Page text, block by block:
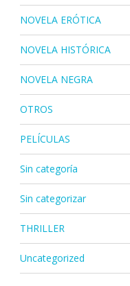
NOVELA ERÓTICA
NOVELA HISTÓRICA
NOVELA NEGRA
OTROS
PELÍCULAS
Sin categoría
Sin categorizar
THRILLER
Uncategorized